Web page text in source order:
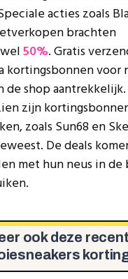
acties zoals
brachten
50%. Gratis
kortingsbonnen voor
de shop aantrekkelijk.
zijn
zoals Sun68 en
De deals
met hun neus in
ook deze recent